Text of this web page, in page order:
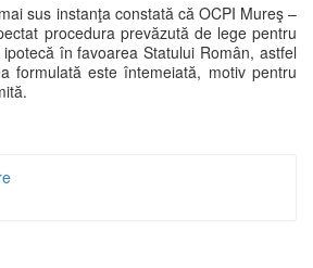
sus instanţa constată că OCPI Mureş –
procedura prevăzută de lege pentru
în favoarea Statului Român, astfel
formulată este întemeiată, motiv pentru